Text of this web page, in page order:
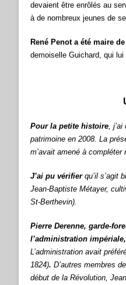
devaient être enrôlés au
à de nombreux jeunes de
René Penot a été maire de
demoiselle Guichard, qui
Pour la petite histoire,
patrimoine en 2008. La
m’avait amené à compléter
J’ai pu vérifierqu’il s’agit
Jean-Baptiste Métayer,
St-Berthevin).
Pierre Derenne, garde-
l’administration
L’administration avait
1824). D’autres membres
début de la Révolution,